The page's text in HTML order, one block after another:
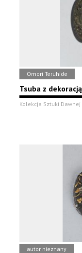
Omori Teruhide
Tsuba z
Kolekcja Sztuki Dawnej
autor nieznany